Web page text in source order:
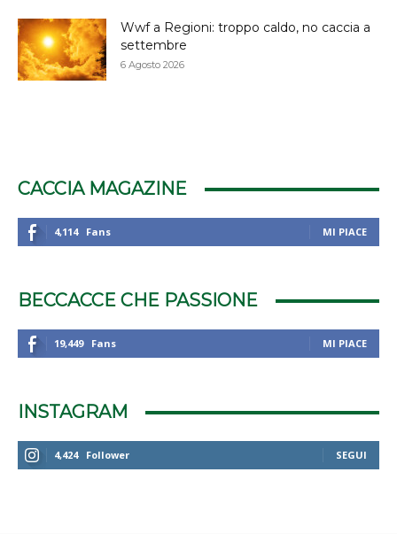
Wwf a Regioni: troppo caldo, no caccia a
settembre
6 Agosto 2026
CACCIA MAGAZINE
4,114 Fans MI PIACE
BECCACCE CHE PASSIONE
19,449 Fans MI PIACE
INSTAGRAM
4,424 Follower SEGUI